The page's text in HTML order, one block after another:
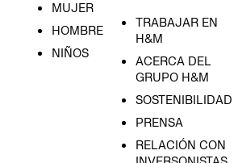
MUJER
HOMBRE
NIÑOS
TRABAJAR EN
H&M
ACERCA DEL
GRUPO H&M
SOSTENIBILIDAD
PRENSA
RELACIÓN CON